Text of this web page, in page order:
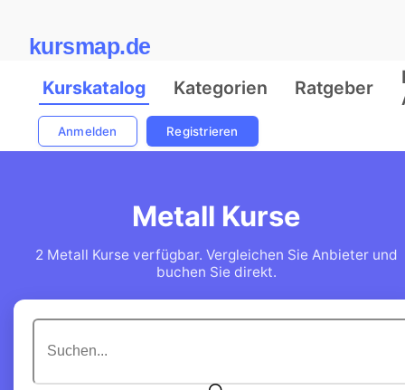
kursmap.de
Kurskatalog Kategorien Ratgeber
Anmelden Registrieren
Metall Kurse
2 Metall Kurse verfügbar. Vergleichen Sie Anbieter und
buchen Sie direkt.